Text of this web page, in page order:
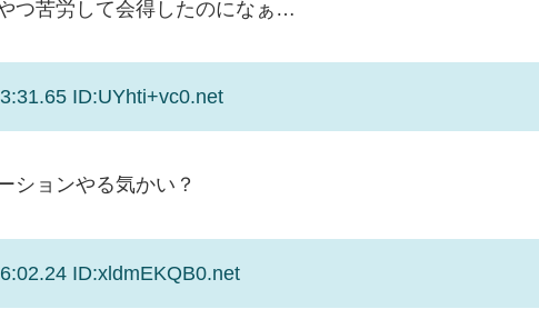
つ苦労して会得したのになぁ…
ID:UYhti+vc0.net
ションやる気かい？
ID:xldmEKQB0.net